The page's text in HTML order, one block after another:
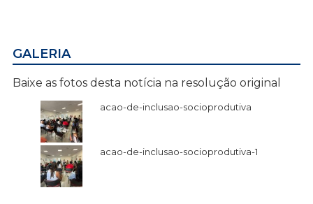
GALERIA
Baixe as fotos desta notícia na resolução original
acao-de-inclusao-socioprodutiva
acao-de-inclusao-socioprodutiva-1